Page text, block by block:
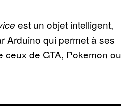
est un objet intelligent,
Arduino qui permet à ses
ceux de GTA, Pokemon ou